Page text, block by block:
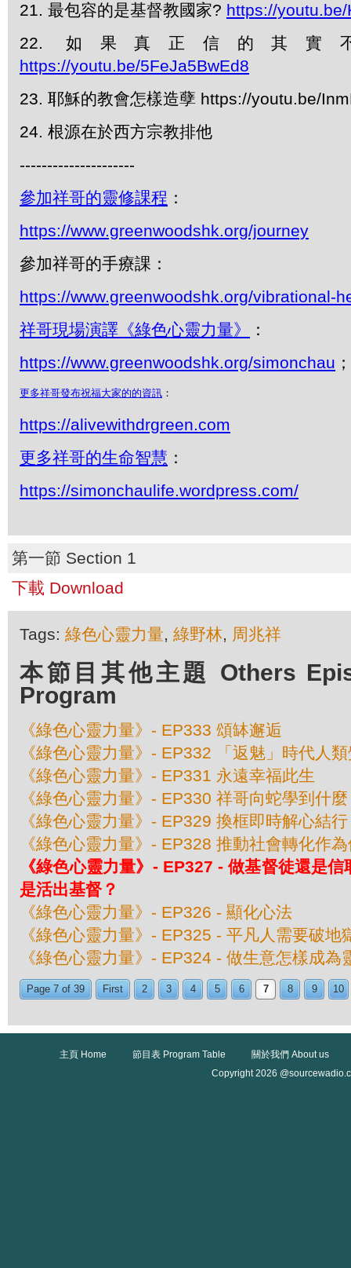
21. 最包容的是基督教國家? https://
22. 如果真正信的其實
https://youtu.be/5FeJa5BwEd8
23. 耶穌的教會怎樣造孽 https://youtu.be/
24. 根源在於西方宗教排他
---------------------
參加祥哥的靈修課程 ：
https://www.greenwoodshk.org/journey
參加祥哥的手療課：
https://www.greenwoodshk.org/vibrational-
祥哥現場演譯《綠色心靈力量》
：
https://www.greenwoodshk.org/simonchau
更多祥哥發布祝福大家的的資訊 ：
https://alivewithdrgreen.com
更多祥哥的生命智慧 ：
https://simonchaulife.wordpress.com/
第一節 Section 1
下載 Download
Tags: 綠色心靈力量, 綠野林, 周兆祥
本節目其他主題 Others
Program
《綠色心靈力量》- EP333 頌缽邂逅
《綠色心靈力量》- EP332 「返魅」時代人
《綠色心靈力量》- EP331 永遠幸福此生
《綠色心靈力量》- EP330 祥哥向蛇學到什麼
《綠色心靈力量》- EP329 換框即時解心結行
《綠色心靈力量》- EP328 推動社會轉化作
《綠色心靈力量》- EP327 - 做基督徒還是
是活出基督？
《綠色心靈力量》- EP326 - 顯化心法
《綠色心靈力量》- EP325 - 平凡人需要破地
《綠色心靈力量》- EP324 - 做生意怎樣成為
Page 7 of 39 First 2 3 4 5 6 7 8 9 10
主頁 Home 節目表 Program Table
關於我們 About us
Copyright 2026